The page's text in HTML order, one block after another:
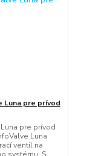
pre prívod
pre prívod
Luna
ventil na
systému. S